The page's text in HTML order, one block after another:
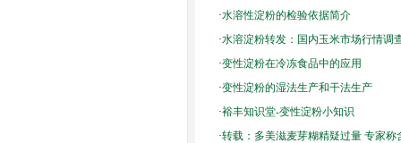
·水溶性淀粉的检验依据简介
·水溶淀粉转发：国内玉米市场行情调
·变性淀粉在冷冻食品中的应用
·变性淀粉的湿法生产和干法生产
·裕丰知识堂-变性淀粉小知识
·转载：多美滋麦芽糊精疑过量 专家称